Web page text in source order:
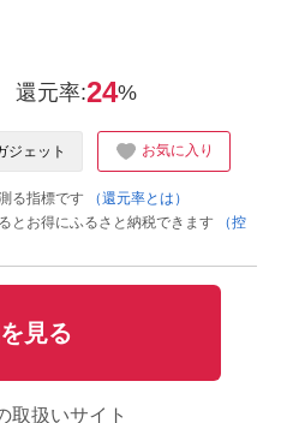
還元率:24%
ジェット お気に入り
る指標です
（還元率とは）
とお得にふるさと納税できます
（控
見る
取扱いサイト